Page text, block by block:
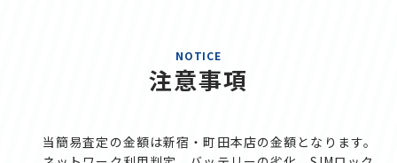
NOTICE
注意事項
当簡易査定の金額は新宿・町田本店の金額となります。